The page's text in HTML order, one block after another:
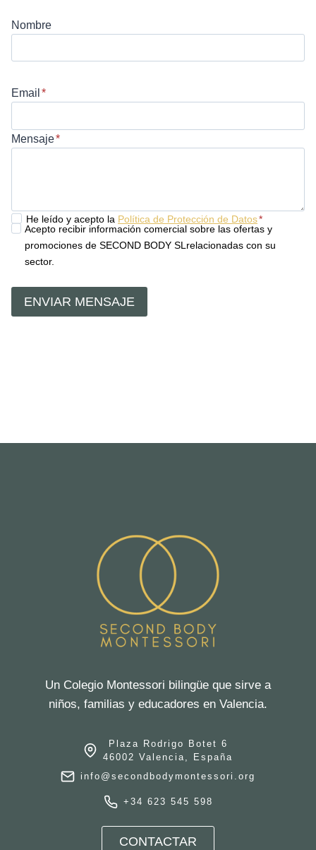
Nombre
Email *
Mensaje*
He leído y acepto la Política de Protección de Datos*
Acepto recibir información comercial sobre las ofertas y
promociones de SECOND BODY SLrelacionadas con su
sector.
ENVIAR MENSAJE
Un Colegio Montessori bilingüe que sirve a
niños, familias y educadores en Valencia.
Plaza Rodrigo Botet 6
46002 Valencia, España
info@secondbodymontessori.org
+34 623 545 598
CONTACTAR